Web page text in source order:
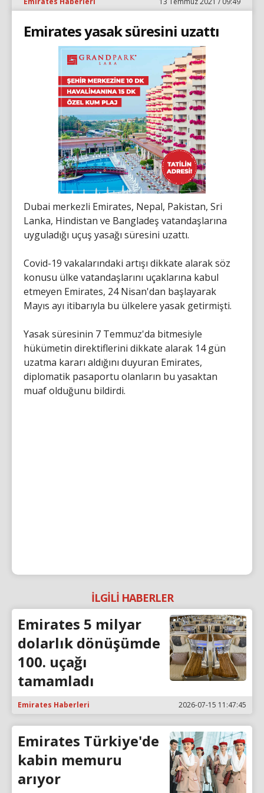
Emirates yasak süresini uzattı
Dubai merkezli Emirates, Nepal, Pakistan, Sri
Lanka, Hindistan ve Bangladeş vatandaşlarına
uyguladığı uçuş yasağı süresini uzattı.
Covid-19 vakalarındaki artışı dikkate alarak söz
konusu ülke vatandaşlarını uçaklarına kabul
etmeyen Emirates, 24 Nisan'dan başlayarak
Mayıs ayı itibarıyla bu ülkelere yasak getirmişti.
Yasak süresinin 7 Temmuz'da bitmesiyle
hükümetin direktiflerini dikkate alarak 14 gün
uzatma kararı aldığını duyuran Emirates,
diplomatik pasaportu olanların bu yasaktan
muaf olduğunu bildirdi.
İLGİLİ HABERLER
Emirates 5 milyar
dolarlık dönüşümde
100. uçağı
tamamladı
Emirates Haberleri 2026-07-15 11:47:45
Emirates Türkiye'de
kabin memuru
arıyor